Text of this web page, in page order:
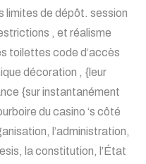
limites de dépôt. session
, et réalisme
toilettes code d’accès
décoration , {leur
{sur instantanément
du casino ‘s côté
l’administration,
la constitution, l’État